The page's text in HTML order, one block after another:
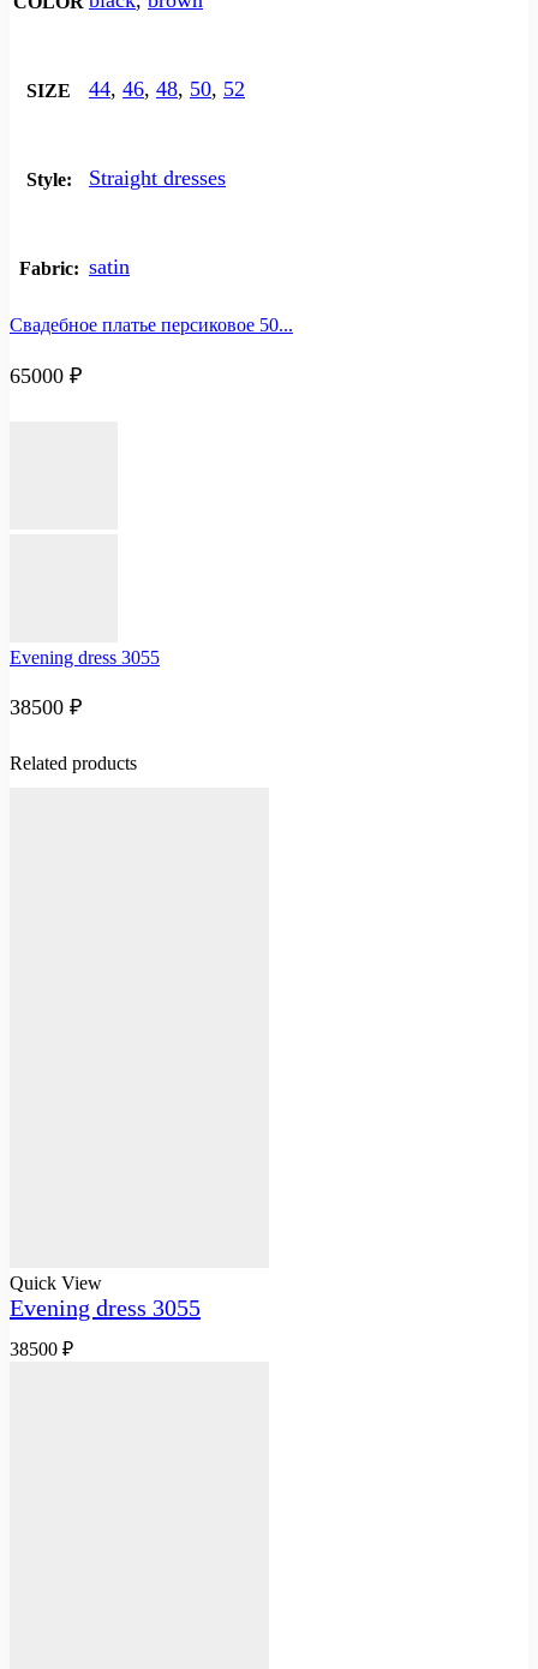
SIZE 44, 46, 48, 50, 52
Style: Straight dresses
Fabric: satin
Свадебное платье персиковое 50...
65000 ₽
Evening dress 3055
38500 ₽
Related products
Quick View
Evening dress 3055
38500 ₽